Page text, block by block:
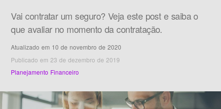
Simule seu consórcio
Vai contratar um seguro? Veja este post e saiba o
que avaliar no momento da contratação.
Atualizado em 10 de novembro de 2020
Publicado em 23 de dezembro de 2019
Planejamento Financeiro